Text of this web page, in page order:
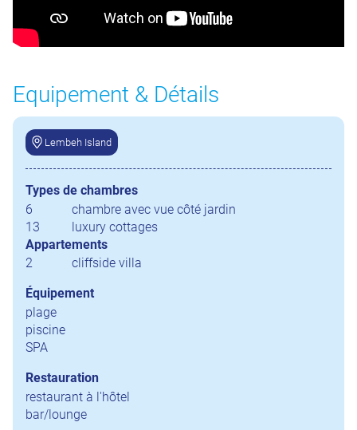
Equipement & Détails
Lembeh Island
Types de chambres
6
chambre avec vue côté jardin
13
luxury cottages
Appartements
2
cliffside villa
Équipement
plage
piscine
SPA
Restauration
restaurant à l'hôtel
bar/lounge